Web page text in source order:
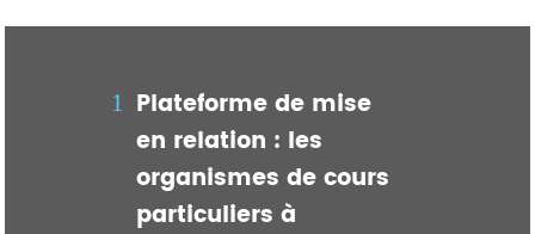
Plateforme de mise
en relation : les
organismes de cours
particuliers à